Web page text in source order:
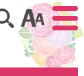
アクセ
サイト内検索